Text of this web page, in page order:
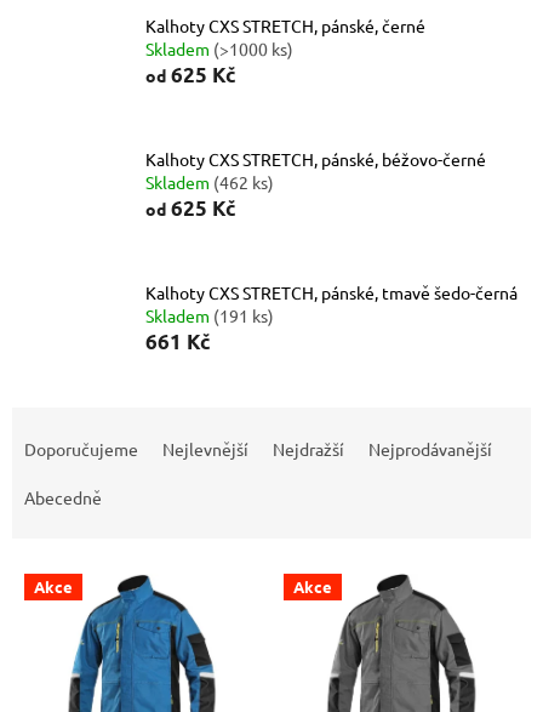
Kalhoty CXS STRETCH, pánské, černé
Skladem (>1000 ks)
od 625 Kč
Kalhoty CXS STRETCH, pánské, béžovo-černé
Skladem (462 ks)
od 625 Kč
Kalhoty CXS STRETCH, pánské, tmavě šedo-černá
Skladem (191 ks)
661 Kč
p
Doporučujeme Nejlevnější Nejdražší Nejprodávanější
Abecedně
V Akce Akce